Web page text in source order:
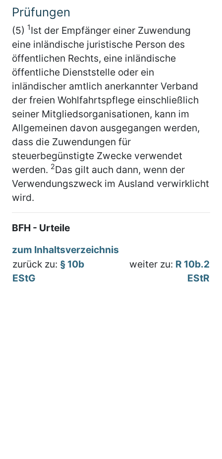
Prüfungen
(5) 1Ist der Empfänger einer Zuwendung
eine inländische juristische Person des
öffentlichen Rechts, eine inländische
öffentliche Dienststelle oder ein
inländischer amtlich anerkannter Verband
der freien Wohlfahrtspflege einschließlich
seiner Mitgliedsorganisationen, kann im
Allgemeinen davon ausgegangen werden,
dass die Zuwendungen für
steuerbegünstigte Zwecke verwendet
werden. 2Das gilt auch dann, wenn der
Verwendungszweck im Ausland verwirklicht
wird.
BFH - Urteile
zum Inhaltsverzeichnis
zurück zu: § 10b
EStG
weiter zu: R 10b.2
EStR